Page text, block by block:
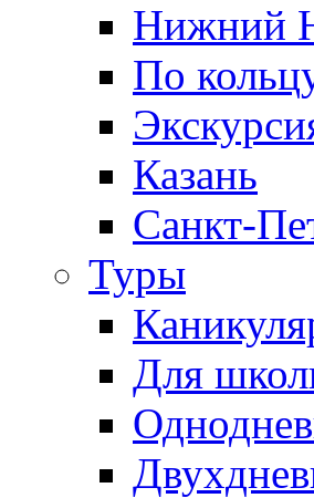
Нижний
По
Казань
Санкт-
Туры
Для